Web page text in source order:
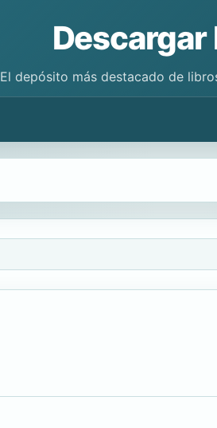
Descargar
El depósito más destacado de